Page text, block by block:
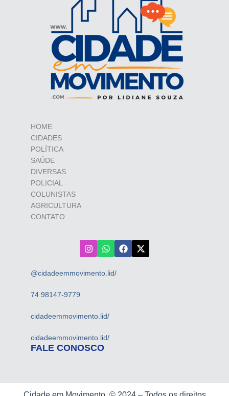
HOME
CIDADES
POLÍTICA
SAÚDE
DIVERSAS
POLICIAL
COLUNISTAS
AGRICULTURA
CONTATO
@cidadeemmovimento.lid/
74 98147-9779
cidadeemmovimento.lid/
cidadeemmovimento.lid/
FALE CONOSCO